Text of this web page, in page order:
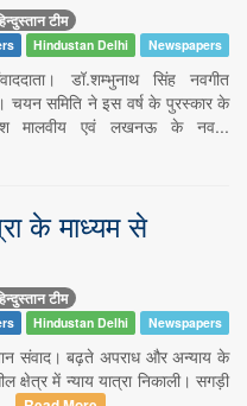
टीम
Hindustan Delhi Newspapers
डॉ.शम्भुनाथ सिंह नवगीत
चयन समिति ने इस वर्ष के पुरस्कार के
यश मालवीय एवं लखनऊ के नव...
के माध्यम से
टीम
Hindustan Delhi Newspapers
संवाद। बढ़ते अपराध और अन्याय के
क्षेत्र में न्याय यात्रा निकाली। सगड़ी